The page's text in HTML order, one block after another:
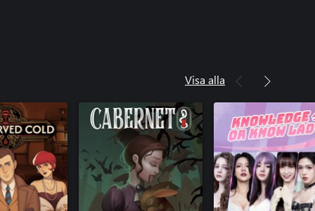
Visa alla